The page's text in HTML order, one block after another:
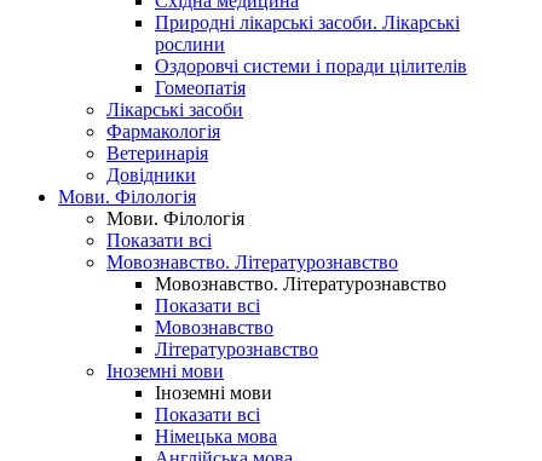
Природні лікарські засоби. Лікарські
рослини
Оздоровчі системи і поради цілителів
Гомеопатія
Лікарські засоби
Фармакологія
Ветеринарія
Довідники
Мови. Філологія
Мови. Філологія
Показати всі
Мовознавство. Літературознавство
Мовознавство. Літературознавство
Показати всі
Мовознавство
Літературознавство
Іноземні мови
Іноземні мови
Показати всі
Німецька мова